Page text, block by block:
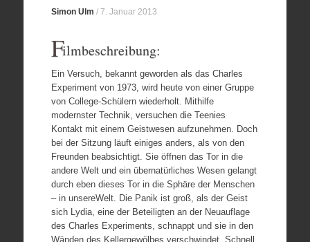
Simon Ulm / 7. Januar 2013
Filmbeschreibung:
Ein Versuch, bekannt geworden als das Charles
Experiment von 1973, wird heute von einer Gruppe
von College-Schülern wiederholt. Mithilfe
modernster Technik, versuchen die Teenies
Kontakt mit einem Geistwesen aufzunehmen. Doch
bei der Sitzung läuft einiges anders, als von den
Freunden beabsichtigt. Sie öffnen das Tor in die
andere Welt und ein übernatürliches Wesen gelangt
durch eben dieses Tor in die Sphäre der Menschen
– in unsereWelt. Die Panik ist groß, als der Geist
sich Lydia, eine der Beteiligten an der Neuauflage
des Charles Experiments, schnappt und sie in den
Wänden des Kellergewölbes verschwindet. Schnell